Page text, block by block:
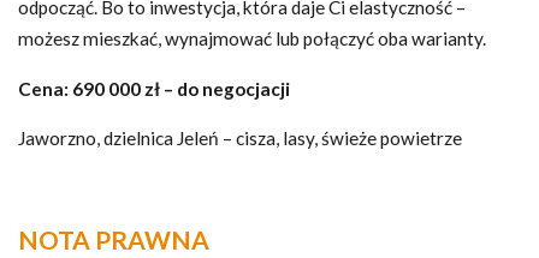
odpocząć. Bo to inwestycja, która daje Ci elastyczność –
możesz mieszkać, wynajmować lub połączyć oba warianty.
Cena: 690 000 zł – do negocjacji
Jaworzno, dzielnica Jeleń – cisza, lasy, świeże powietrze
NOTA PRAWNA